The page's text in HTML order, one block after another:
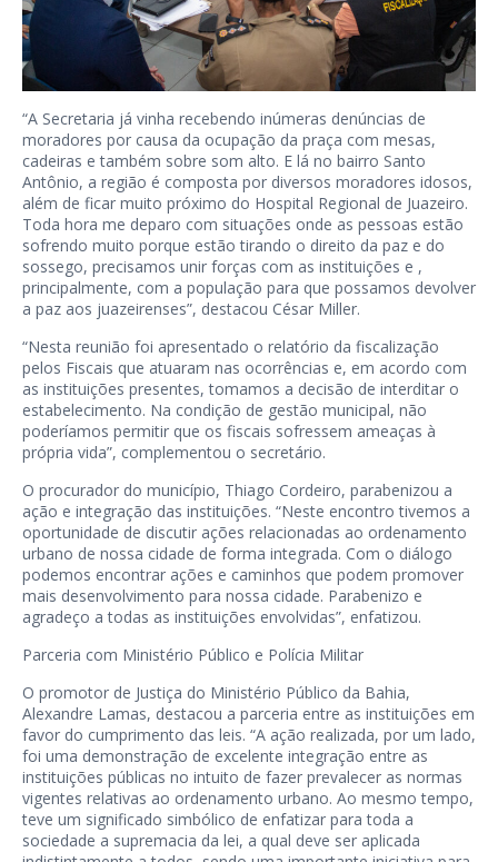
“A Secretaria já vinha recebendo inúmeras denúncias de
moradores por causa da ocupação da praça com mesas,
cadeiras e também sobre som alto. E lá no bairro Santo
Antônio, a região é composta por diversos moradores idosos,
além de ficar muito próximo do Hospital Regional de Juazeiro.
Toda hora me deparo com situações onde as pessoas estão
sofrendo muito porque estão tirando o direito da paz e do
sossego, precisamos unir forças com as instituições e ,
principalmente, com a população para que possamos devolver
a paz aos juazeirenses”, destacou César Miller.
“Nesta reunião foi apresentado o relatório da fiscalização
pelos Fiscais que atuaram nas ocorrências e, em acordo com
as instituições presentes, tomamos a decisão de interditar o
estabelecimento. Na condição de gestão municipal, não
poderíamos permitir que os fiscais sofressem ameaças à
própria vida”, complementou o secretário.
O procurador do município, Thiago Cordeiro, parabenizou a
ação e integração das instituições. “Neste encontro tivemos a
oportunidade de discutir ações relacionadas ao ordenamento
urbano de nossa cidade de forma integrada. Com o diálogo
podemos encontrar ações e caminhos que podem promover
mais desenvolvimento para nossa cidade. Parabenizo e
agradeço a todas as instituições envolvidas”, enfatizou.
Parceria com Ministério Público e Polícia Militar
O promotor de Justiça do Ministério Público da Bahia,
Alexandre Lamas, destacou a parceria entre as instituições em
favor do cumprimento das leis. “A ação realizada, por um lado,
foi uma demonstração de excelente integração entre as
instituições públicas no intuito de fazer prevalecer as normas
vigentes relativas ao ordenamento urbano. Ao mesmo tempo,
teve um significado simbólico de enfatizar para toda a
sociedade a supremacia da lei, a qual deve ser aplicada